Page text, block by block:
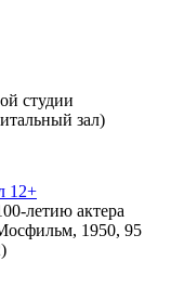
студии
зал)
12+
летию актера
1950, 95